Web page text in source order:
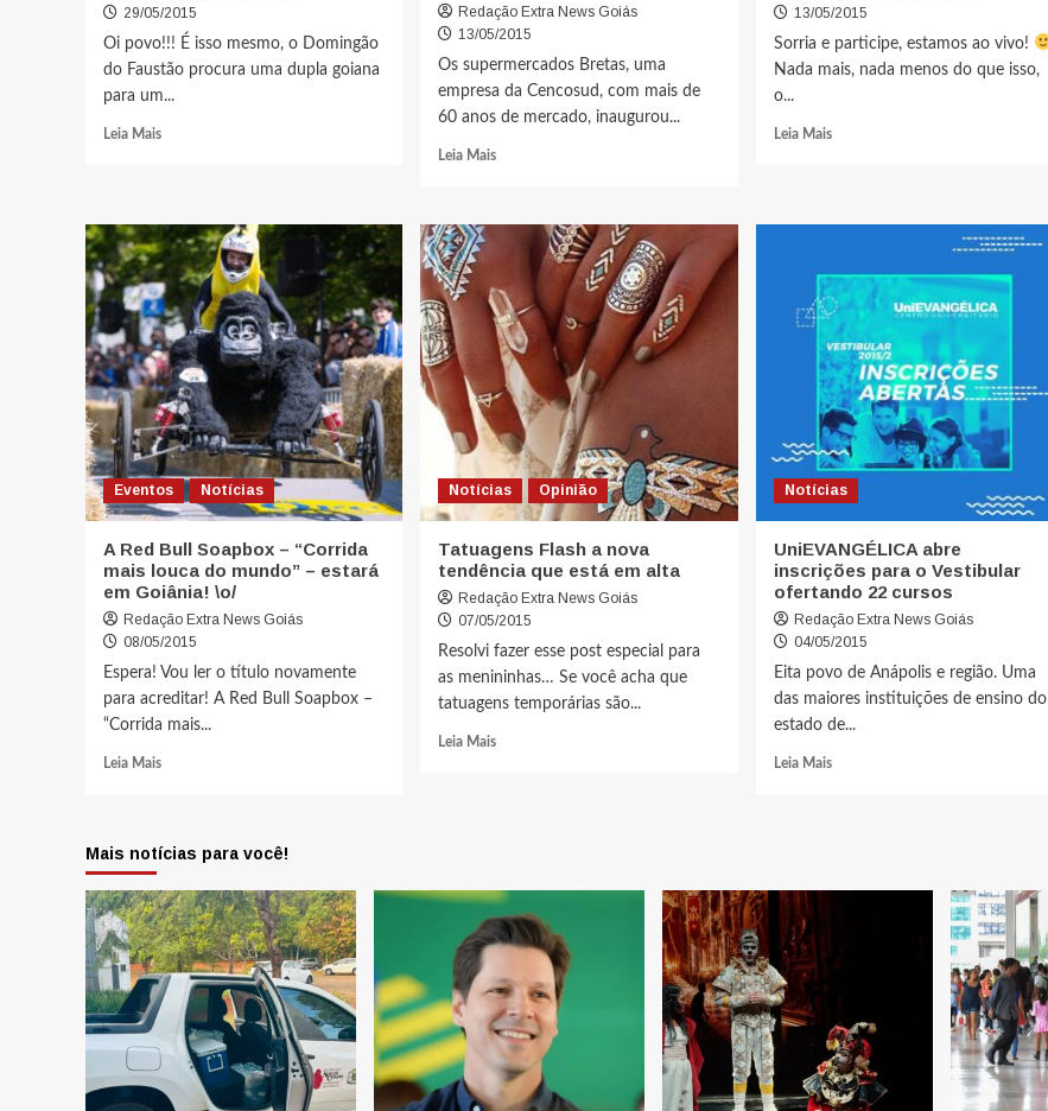
29/05/2015
Oi povo!!! É isso mesmo, o Domingão
do Faustão procura uma dupla goiana
para um...
Leia Mais
Redação Extra News Goiás
13/05/2015
Os supermercados Bretas, uma
empresa da Cencosud, com mais de
60 anos de mercado, inaugurou...
Leia Mais
13/05/2015
Sorria e participe, estamos ao vivo!
Nada mais, nada menos do que isso,
o...
Leia Mais
Eventos Notícias
A Red Bull Soapbox – “Corrida
mais louca do mundo” – estará
em Goiânia! \o/
Redação Extra News Goiás
08/05/2015
Espera! Vou ler o título novamente
para acreditar! A Red Bull Soapbox –
“Corrida mais...
Leia Mais
Notícias Opinião
Tatuagens Flash a nova
tendência que está em alta
Redação Extra News Goiás
07/05/2015
Resolvi fazer esse post especial para
as menininhas… Se você acha que
tatuagens temporárias são...
Leia Mais
Notícias
UniEVANGÉLICA abre
inscrições para o Vestibular
ofertando 22 cursos
Redação Extra News Goiás
04/05/2015
Eita povo de Anápolis e região. Uma
das maiores instituições de ensino do
estado de...
Leia Mais
Mais notícias para você!